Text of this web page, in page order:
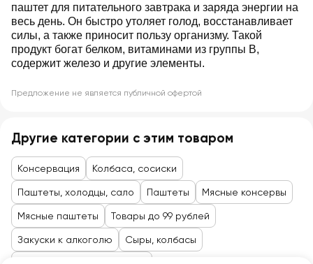
паштет для питательного завтрака и заряда энергии на
весь день. Он быстро утоляет голод, восстанавливает
силы, а также приносит пользу организму. Такой
продукт богат белком, витаминами из группы В,
содержит железо и другие элементы.
Предложение не является публичной офертой
Другие категории с этим товаром
Консервация Колбаса, сосиски
Паштеты, холодцы, сало Паштеты Мясные консервы
Мясные паштеты Товары до 99 рублей
Закуски к алкоголю Сыры, колбасы